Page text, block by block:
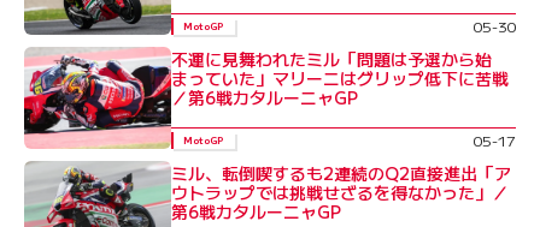
MotoGP 05-30
不運に見舞われたミル「問題は予選から始
まっていた」マリーニはグリップ低下に苦戦
／第6戦カタルーニャGP
MotoGP 05-17
ミル、転倒喫するも2連続のQ2直接進出「ア
ウトラップでは挑戦せざるを得なかった」／
第6戦カタルーニャGP